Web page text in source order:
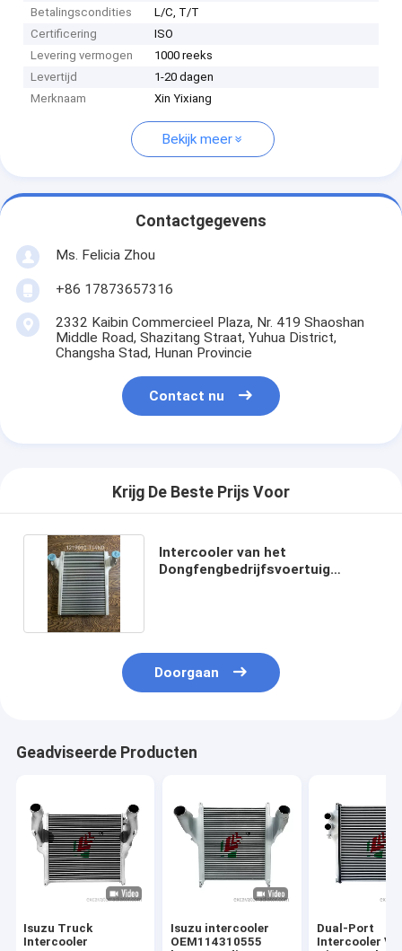
Betalingscondities
L/C, T/T
Certificering
ISO
Levering vermogen
1000 reeks
Levertijd
1-20 dagen
Merknaam
Xin Yixiang
Bekijk meer
Contactgegevens
Ms. Felicia Zhou
+86 17873657316
2332 Kaibin Commercieel Plaza, Nr. 419 Shaoshan
Middle Road, Shazitang Straat, Yuhua District,
Changsha Stad, Hunan Provincie
Contact nu
Krijg De Beste Prijs Voor
Intercooler van het
Dongfengbedrijfsvoertuig
Doorgaan
Geadviseerde Producten
Isuzu Truck
Intercooler
Isuzu intercooler
OEM114310555
Dual-Port
Intercooler